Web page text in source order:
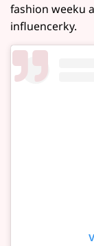
fashion weeku
influencerky.